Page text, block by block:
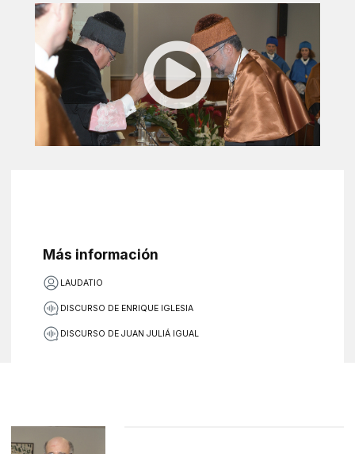
Más información
LAUDATIO
DISCURSO DE ENRIQUE IGLESIA
DISCURSO DE JUAN JULIÁ IGUAL